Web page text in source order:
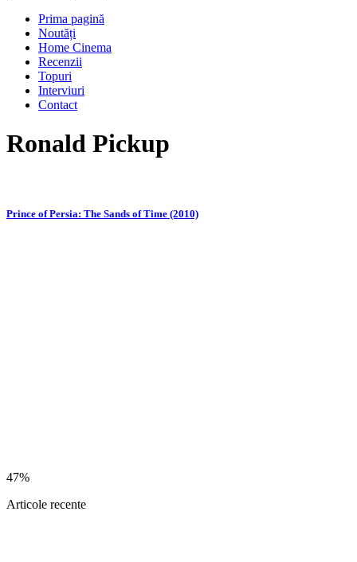
Prima pagină
Noutăți
Home Cinema
Recenzii
Topuri
Interviuri
Contact
Ronald Pickup
Prince of Persia: The Sands of Time (2010)
47%
Articole recente